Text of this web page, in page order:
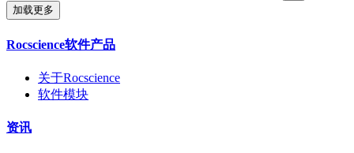
加载更多
Rocscience软件产品
关于Rocscience
软件模块
资讯